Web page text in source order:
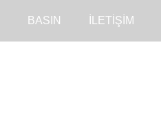
BASIN İLETİŞİM